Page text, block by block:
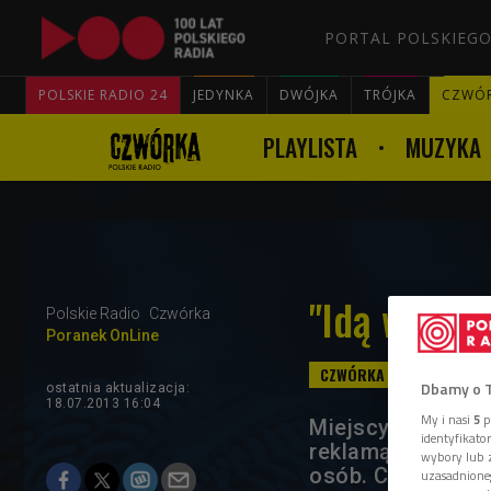
PORTAL
POLSKIE RADIO 24 JEDYNKA DWÓJKA TRÓJKA
PLAYLISTA MUZYKA
Polskie Radio
Czwórka
Poranek OnLine
"Idą w
ostatnia aktualizacja:
18.07.2013 16:04
Miejscy
reklamą.
osób. Chodzą
Dbamy o
My i nasi 5
wybory lub